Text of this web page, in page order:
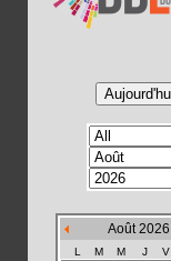
Août 2026
L M M J V